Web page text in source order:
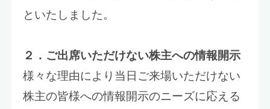
といたしました。
２．ご出席いただけない株主への情報開示
様々な理由により当日ご来場いただけない
株主の皆様への情報開示のニーズに応える